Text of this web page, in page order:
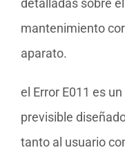
detalladas sobre el
mantenimiento
aparato.
el Error E011 es
previsible
tanto al usuario